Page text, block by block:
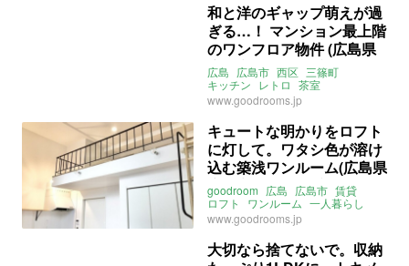
和と洋のギャップ萌えが過
ぎる…！ マンション最上階
のワンフロア物件 (広島県
広島市90㎡の賃貸物件)
広島 広島市 西区 三篠町
キッチン レトロ 茶室
ライター：葱山紫蘇子
www.goodrooms.jp
キュートな明かりをロフト
に灯して。ワタシ色が溶け
込む築浅ワンルーム(広島県
広島市29㎡の賃貸物件)
goodroom 広島 広島市 賃貸
ロフト
ワンルーム 一人暮らし
ライター：くまのなな
www.goodrooms.jp
大切なら捨てないで。収納